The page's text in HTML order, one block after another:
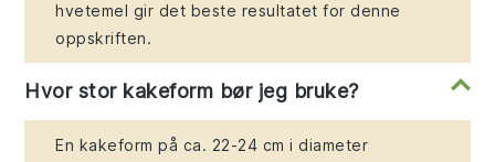
hvetemel gir det beste resultatet for denne
oppskriften.
Hvor stor kakeform bør jeg bruke?
En kakeform på ca. 22-24 cm i diameter